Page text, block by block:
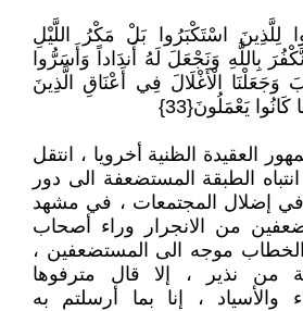
لِلَّذِينَ اسْتَكْبَرُوا بَلْ مَكْرُ اللَّيْلِ
بِاللَّهِ وَنَجْعَلَ لَهُ أَندَاداً وَأَسَرُّوا
وَجَعَلْنَا الْأَغْلَالَ فِي أَعْنَاقِ الَّذِينَ
يَعْمَلُونَ{33}
العقيدة الظنية أخرويا ، انتقل
الطبقة المستضعفة الى دور
في إضلال المجتمعات ، في مشهد
من الانجرار وراء أصحاب
الخطاب موجه الى المستضعفين ،
من نذير ، إلا قال مترفوها
والأسياد ، إنا بما أرسلتم به